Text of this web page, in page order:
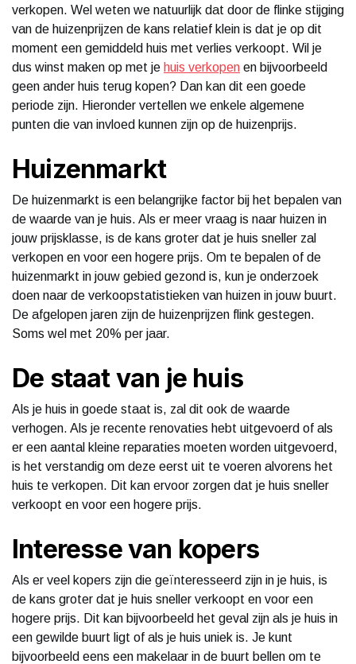
verkopen. Wel weten we natuurlijk dat door de flinke stijging
van de huizenprijzen de kans relatief klein is dat je op dit
moment een gemiddeld huis met verlies verkoopt. Wil je
dus winst maken op met je huis verkopen en bijvoorbeeld
geen ander huis terug kopen? Dan kan dit een goede
periode zijn. Hieronder vertellen we enkele algemene
punten die van invloed kunnen zijn op de huizenprijs.
Huizenmarkt
De huizenmarkt is een belangrijke factor bij het bepalen van
de waarde van je huis. Als er meer vraag is naar huizen in
jouw prijsklasse, is de kans groter dat je huis sneller zal
verkopen en voor een hogere prijs. Om te bepalen of de
huizenmarkt in jouw gebied gezond is, kun je onderzoek
doen naar de verkoopstatistieken van huizen in jouw buurt.
De afgelopen jaren zijn de huizenprijzen flink gestegen.
Soms wel met 20% per jaar.
De staat van je huis
Als je huis in goede staat is, zal dit ook de waarde
verhogen. Als je recente renovaties hebt uitgevoerd of als
er een aantal kleine reparaties moeten worden uitgevoerd,
is het verstandig om deze eerst uit te voeren alvorens het
huis te verkopen. Dit kan ervoor zorgen dat je huis sneller
verkoopt en voor een hogere prijs.
Interesse van kopers
Als er veel kopers zijn die geïnteresseerd zijn in je huis, is
de kans groter dat je huis sneller verkoopt en voor een
hogere prijs. Dit kan bijvoorbeeld het geval zijn als je huis in
een gewilde buurt ligt of als je huis uniek is. Je kunt
bijvoorbeeld eens een makelaar in de buurt bellen om te